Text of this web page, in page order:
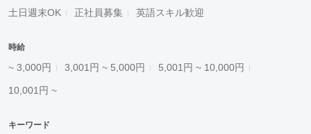
土日週末OK 正社員募集 英語スキル歓迎
時給
~ 3,000円 3,001円 ~ 5,000円 5,001円 ~ 10,000円
10,001円 ~
キーワード